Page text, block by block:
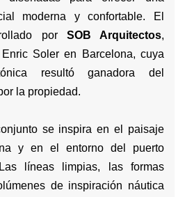
moderna y confortable. El
por SOB Arquitectos,
Soler en Barcelona, cuya
resultó ganadora del
la propiedad.
se inspira en el paisaje
y en el entorno del puerto
líneas limpias, las formas
de inspiración náutica